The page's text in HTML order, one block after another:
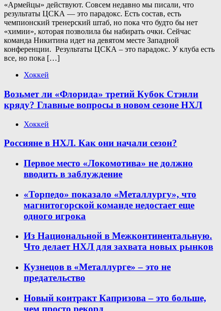
«Армейцы» действуют. Совсем недавно мы писали, что
результаты ЦСКА — это парадокс. Есть состав, есть
чемпионский тренерский штаб, но пока что будто бы нет
«химии», которая позволила бы набирать очки. Сейчас
команда Никитина идет на девятом месте Западной
конференции. Результаты ЦСКА – это парадокс. У клуба есть
все, но пока […]
Хоккей
Возьмет ли «Флорида» третий Кубок Стэнли
кряду? Главные вопросы в новом сезоне НХЛ
Хоккей
Россияне в НХЛ. Как они начали сезон?
Первое место «Локомотива» не должно
вводить в заблуждение
«Торпедо» показало «Металлургу», что
магнитогорской команде недостает еще
одного игрока
Из Национальной в Межконтинентальную.
Что делает НХЛ для захвата новых рынков
Кузнецов в «Металлурге» – это не
предательство
Новый контракт Капризова – это больше,
чем просто рекорд